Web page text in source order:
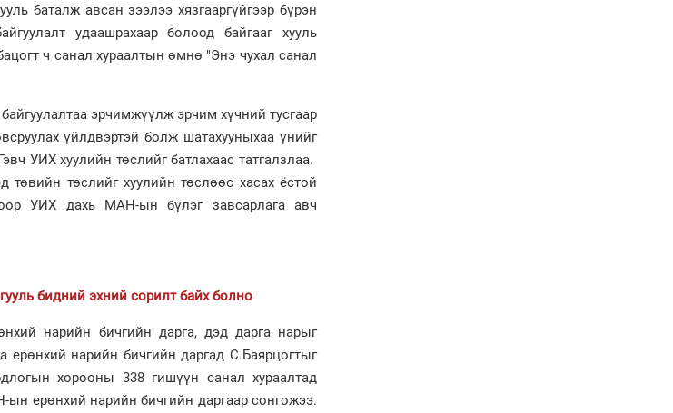
баталж авсан зээлээ хязгааргүйгээр бүрэн
удаашрахаар болоод байгааг хууль
ч санал хураалтын өмнө "Энэ чухал санал
эрчимжүүлж эрчим хүчний тусгаар
үйлдвэртэй болж шатахууныхаа үнийг
УИХ хуулийн төслийг батлахаас татгалзлаа.
төслийг хуулийн төслөөс хасах ёстой
УИХ дахь МАН-ын бүлэг завсарлага авч
бидний эхний сорилт байх болно
нарийн бичгийн дарга, дэд дарга нарыг
нарийн бичгийн даргад С.Баярцогтыг
хорооны 338 гишүүн санал хураалтад
ерөнхий нарийн бичгийн даргаар сонгожээ.